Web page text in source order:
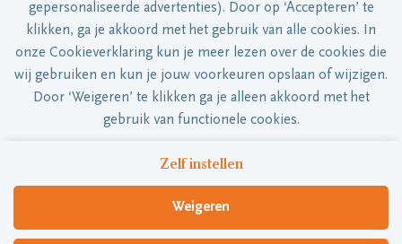
gepersonaliseerde advertenties). Door op ‘Accepteren’ te
klikken, ga je akkoord met het gebruik van alle cookies. In
onze Cookieverklaring kun je meer lezen over de cookies die
wij gebruiken en kun je jouw voorkeuren opslaan of wijzigen.
Door ‘Weigeren’ te klikken ga je alleen akkoord met het
gebruik van functionele cookies.
Zelf instellen
Weigeren
Stel job alert in